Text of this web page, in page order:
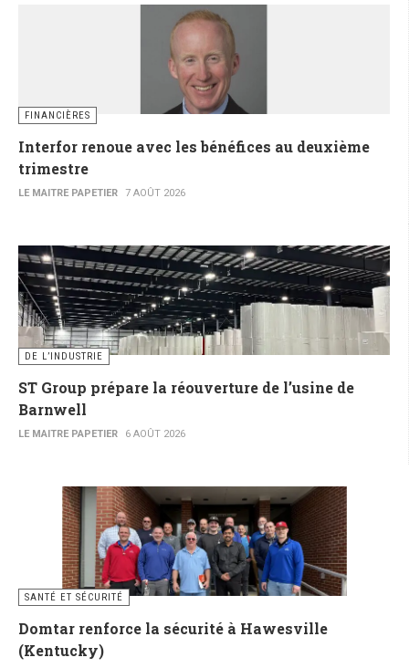
FINANCIÈRES
Interfor renoue avec les bénéfices au deuxième
trimestre
LE MAITRE PAPETIER 7 AOÛT 2026
DE L’INDUSTRIE
ST Group prépare la réouverture de l’usine de
Barnwell
LE MAITRE PAPETIER 6 AOÛT 2026
SANTÉ ET SÉCURITÉ
Domtar renforce la sécurité à Hawesville
(Kentucky)